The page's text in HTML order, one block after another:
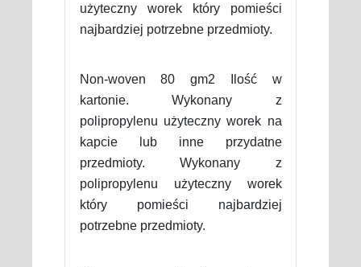
użyteczny worek który pomieści
najbardziej potrzebne przedmioty.
Non-woven 80 gm2 Ilość w
kartonie. Wykonany z
polipropylenu użyteczny worek na
kapcie lub inne przydatne
przedmioty. Wykonany z
polipropylenu użyteczny worek
który pomieści najbardziej
potrzebne przedmioty.